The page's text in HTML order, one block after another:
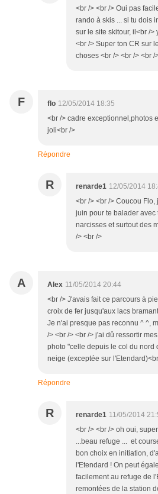
<br /> <br /> Oui pas
rando à skis ... si tu dois
sur le site skitour, il<br /
<br /> Super ton CR sur
choses <br /> <br /> <br /
F flo 12/05/2014 18:35
<br /> cadre exceptionnel,photos
joli<br />
Répondre
R renarde1 12/05/2014
<br /> <br /> Coucou
juin pour te balader
narcisses et surtout des
/> <br />
A Alex 11/05/2014 20:44
<br /> J'avais fait ce parcours à
croix de fer jusqu'aux lacs
Je n'ai presque pas reconnu ^ ^,
/> <br /> <br /> j'ai dû ressortir
photo "celle depuis le col du nord
neige (exceptée sur
Répondre
R renarde1 11/05/2014
<br /> <br /> oh oui,
...beau refuge ... et
bon choix en initiation,
l'Etendard ! On peut
facilement au refuge de
remontées de la station